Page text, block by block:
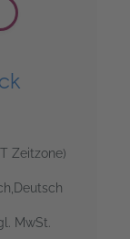
Zeitzone)
MwSt.